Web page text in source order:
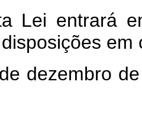
Lei entrará
em
dezembro